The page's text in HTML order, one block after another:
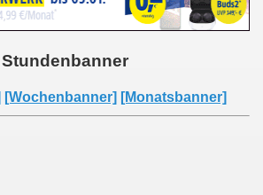
Stundenbanner
[Wochenbanner] [Monatsbanner]